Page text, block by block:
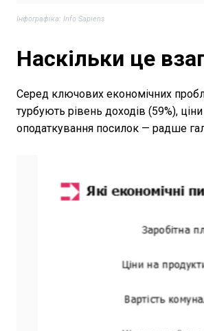
Інфографіка: Info Sapiens
Наскільки це
Серед ключових економічних
турбують рівень доходів (59%),
оподаткування посилок — радше